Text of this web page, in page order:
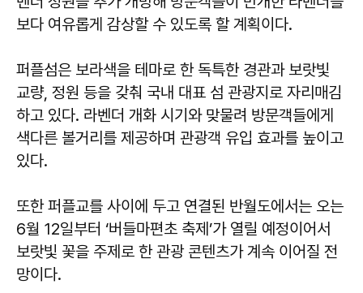
보다 여유롭게 감상할 수 있도록 할 계획이다.
퍼플섬은 보라색을 테마로 한 독특한 경관과 보랏빛
교량, 정원 등을 갖춰 국내 대표 섬 관광지로 자리매김
하고 있다. 라벤더 개화 시기와 맞물려 방문객들에게
색다른 볼거리를 제공하며 관광객 유입 효과를 높이고
있다.
또한 퍼플교를 사이에 두고 연결된 반월도에서는 오는
6월 12일부터 ‘버들마편초 축제’가 열릴 예정이어서
보랏빛 꽃을 주제로 한 관광 콘텐츠가 계속 이어질 전
망이다.